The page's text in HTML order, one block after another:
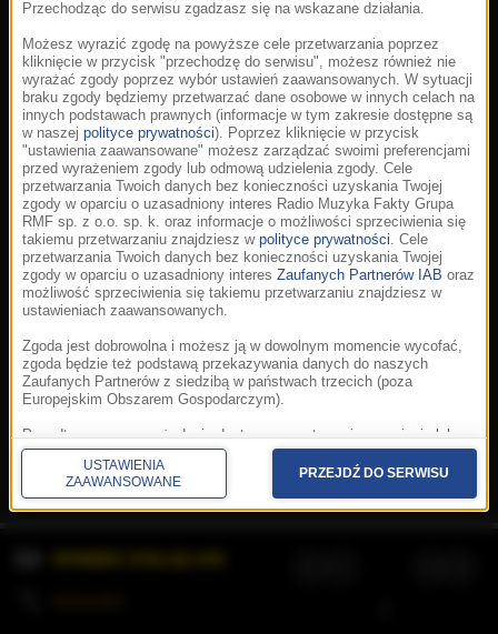
Korzystanie z portalu oznacza akceptację
Prywatność.Aplikacje.© 2026 Radio Muzyka
Fakty Grupa RMF sp. z o.o. sp. k.
Przechodząc do serwisu zgadzasz się na wskazane działania.
Możesz wyrazić zgodę na powyższe cele przetwarzania poprzez
kliknięcie w przycisk "przechodzę do serwisu", możesz również nie
wyrażać zgody poprzez wybór ustawień zaawansowanych. W sytuacji
braku zgody będziemy przetwarzać dane osobowe w innych celach na
innych podstawach prawnych (informacje w tym zakresie dostępne są
w naszej polityce prywatności). Poprzez kliknięcie w przycisk
"ustawienia zaawansowane" możesz zarządzać swoimi preferencjami
przed wyrażeniem zgody lub odmową udzielenia zgody. Cele
przetwarzania Twoich danych bez konieczności uzyskania Twojej
zgody w oparciu o uzasadniony interes Radio Muzyka Fakty Grupa
RMF sp. z o.o. sp. k. oraz informacje o możliwości sprzeciwienia się
takiemu przetwarzaniu znajdziesz w polityce prywatności. Cele
przetwarzania Twoich danych bez konieczności uzyskania Twojej
zgody w oparciu o uzasadniony interes Zaufanych Partnerów IAB oraz
możliwość sprzeciwienia się takiemu przetwarzaniu znajdziesz w
ustawieniach zaawansowanych.
Zgoda jest dobrowolna i możesz ją w dowolnym momencie wycofać,
zgoda będzie też podstawą przekazywania danych do naszych
Zaufanych Partnerów z siedzibą w państwach trzecich (poza
Europejskim Obszarem Gospodarczym).
Ponadto masz prawo żądania dostępu, sprostowania, usunięcia lub
ograniczenia przetwarzania danych, a także złożenia skargi do
Prezesa Urzędu Ochrony Danych Osobowych. W polityce prywatności
znajdziesz informacje jak wykonać swoje prawa. Szczegółowe
informacje na temat przetwarzania Twoich danych znajdują się w
USTAWIENIA
ZAAWANSOWANE
PRZEJDŹ DO SERWISU